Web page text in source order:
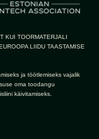
KUI TOORMATERJALI
LIIDU TAASTAMISE
ja töötlemiseks vajalik
oma toodangu
käivitamiseks.